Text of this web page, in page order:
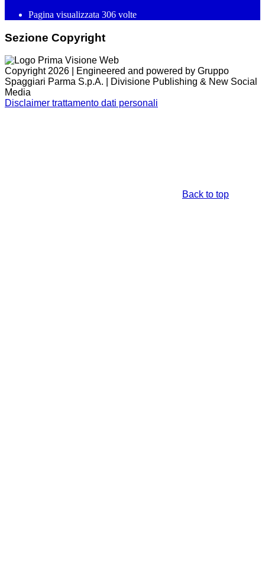
Pagina visualizzata 306 volte
Sezione Copyright
Copyright 2026 | Engineered and powered by Gruppo
Spaggiari Parma S.p.A. | Divisione Publishing & New Social
Media
Disclaimer trattamento dati personali
Back to top